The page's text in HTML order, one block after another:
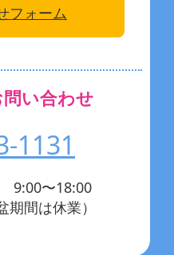
フォーム
い合わせ
1131
9:00〜18:00
期間は休業）